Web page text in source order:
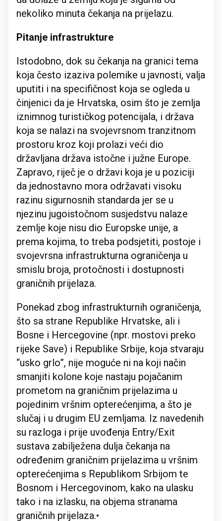
nekoliko minuta čekanja na prijelazu.
Pitanje infrastrukture
Istodobno, dok su čekanja na granici tema
koja često izaziva polemike u javnosti, valja
uputiti i na specifičnost koja se ogleda u
činjenici da je Hrvatska, osim što je zemlja
iznimnog turističkog potencijala, i država
koja se nalazi na svojevrsnom tranzitnom
prostoru kroz koji prolazi veći dio
državljana država istočne i južne Europe.
Zapravo, riječ je o državi koja je u poziciji
da jednostavno mora održavati visoku
razinu sigurnosnih standarda jer se u
njezinu jugoistočnom susjedstvu nalaze
zemlje koje nisu dio Europske unije, a
prema kojima, to treba podsjetiti, postoje i
svojevrsna infrastrukturna ograničenja u
smislu broja, protočnosti i dostupnosti
graničnih prijelaza.
Ponekad zbog infrastrukturnih ograničenja,
što sa strane Republike Hrvatske, ali i
Bosne i Hercegovine (npr. mostovi preko
rijeke Save) i Republike Srbije, koja stvaraju
“usko grlo”, nije moguće ni na koji način
smanjiti kolone koje nastaju pojačanim
prometom na graničnim prijelazima u
pojedinim vršnim opterećenjima, a što je
slučaj i u drugim EU zemljama. Iz navedenih
su razloga i prije uvođenja Entry/Exit
sustava zabilježena dulja čekanja na
određenim graničnim prijelazima u vršnim
opterećenjima s Republikom Srbijom te
Bosnom i Hercegovinom, kako na ulasku
tako i na izlasku, na objema stranama
graničnih prijelaza.•